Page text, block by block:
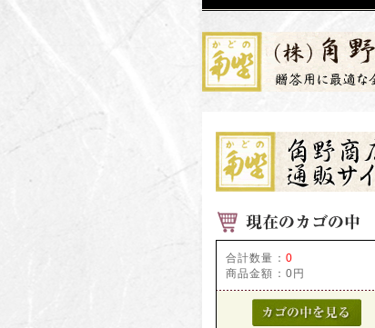
合計数量： 0
商品金額： 0円